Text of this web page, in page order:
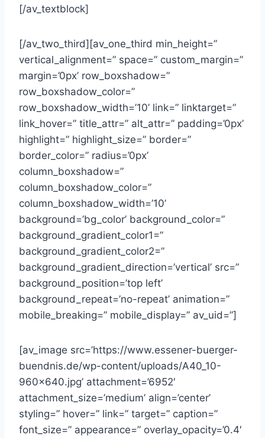
[/av_textblock]
[/av_two_third][av_one_third min_height=”
vertical_alignment=” space=” custom_margin=”
margin=’0px’ row_boxshadow=”
row_boxshadow_color=”
row_boxshadow_width=’10’ link=” linktarget=”
link_hover=” title_attr=” alt_attr=” padding=’0px’
highlight=” highlight_size=” border=”
border_color=” radius=’0px’
column_boxshadow=”
column_boxshadow_color=”
column_boxshadow_width=’10’
background=’bg_color’ background_color=”
background_gradient_color1=”
background_gradient_color2=”
background_gradient_direction=’vertical’ src=”
background_position=’top left’
background_repeat=’no-repeat’ animation=”
mobile_breaking=” mobile_display=” av_uid=”]
[av_image src=’https://www.essener-buerger-
buendnis.de/wp-content/uploads/A40_10-
960×640.jpg’ attachment=’6952′
attachment_size=’medium’ align=’center’
styling=” hover=” link=” target=” caption=”
font_size=” appearance=” overlay_opacity=’0.4′